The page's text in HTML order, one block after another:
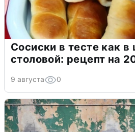
Сосиски в тесте как в
столовой: рецепт на
9 августа 0